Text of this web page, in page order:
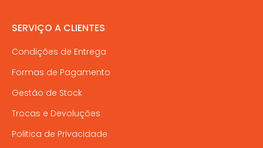
SERVIÇO A CLIENTES
Condições de Entrega
Formas de Pagamento
Gestão de Stock
Trocas e Devoluções
Politica de Privacidade